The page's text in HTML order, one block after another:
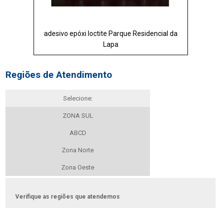
adesivo epóxi loctite Parque Residencial da
Lapa
Regiões de Atendimento
Selecione:
ZONA SUL
ABCD
Zona Norte
Zona Oeste
Verifique as regiões que atendemos